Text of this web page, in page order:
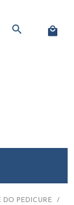
DO PEDICURE